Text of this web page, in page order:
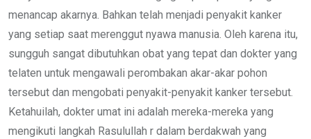
menancap akarnya. Bahkan telah menjadi penyakit kanker
yang setiap saat merenggut nyawa manusia. Oleh karena itu,
sungguh sangat dibutuhkan obat yang tepat dan dokter yang
telaten untuk mengawali perombakan akar-akar pohon
tersebut dan mengobati penyakit-penyakit kanker tersebut.
Ketahuilah, dokter umat ini adalah mereka-mereka yang
mengikuti langkah Rasulullah r dalam berdakwah yang